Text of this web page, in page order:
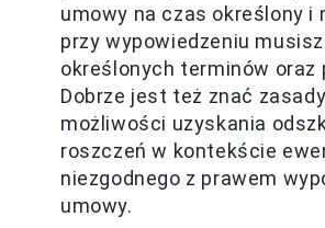
umowy na czas określony i
przy wypowiedzeniu
określonych terminów oraz
Dobrze jest też znać
możliwości uzyskania
roszczeń w kontekście
niezgodnego z prawem
umowy.